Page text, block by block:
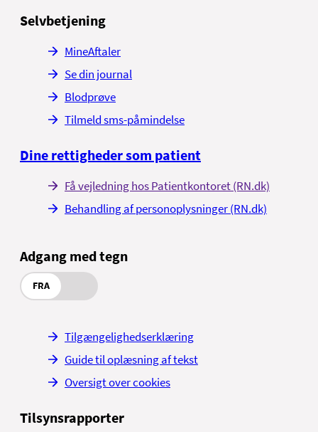
Selvbetjening
MineAftaler
Se din journal
Blodprøve
Tilmeld sms-påmindelse
Dine rettigheder som patient
Få vejledning hos Patientkontoret (RN.dk)
Behandling af personoplysninger (RN.dk)
Adgang med tegn
FRA
Tilgængelighedserklæring
Guide til oplæsning af tekst
Oversigt over cookies
Tilsynsrapporter